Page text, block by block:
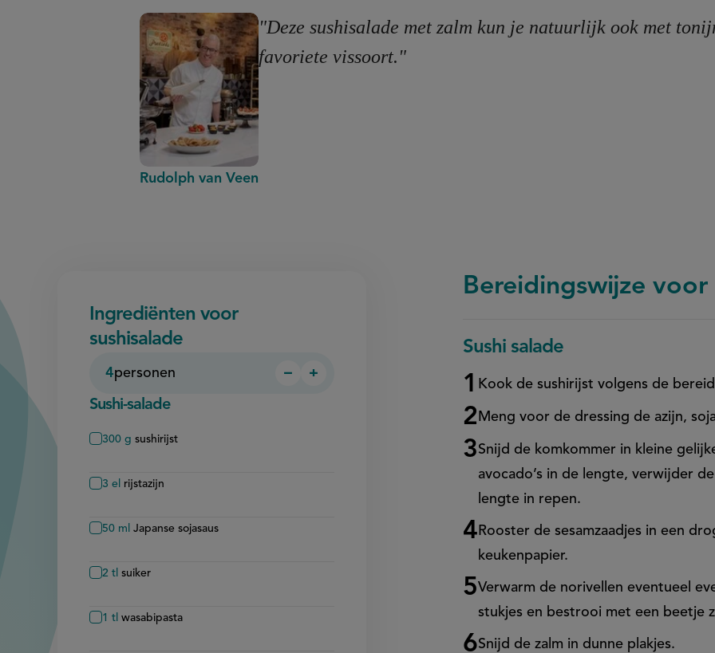
Rudolph van Veen
"Deze sushisalade met zalm kun je natuurlijk ook met
favoriete vissoort."
Ingrediënten voor
sushisalade
4personen
Persoon
−
Persoon
+
Sushi-salade
300 g sushirijst
3 el rijstazijn
50 ml Japanse sojasaus
2 tl suiker
1 tl wasabipasta
Bereidingswijze voor
Sushi salade
Kook de sushirijst volgens de
Meng voor de dressing de azijn,
Snijd de komkommer in kleine
avocado’s in de lengte, verwijder
lengte in repen.
Rooster de sesamzaadjes in een
keukenpapier.
Verwarm de norivellen eventueel
stukjes en bestrooi met een beetje
Snijd de zalm in dunne plakjes.